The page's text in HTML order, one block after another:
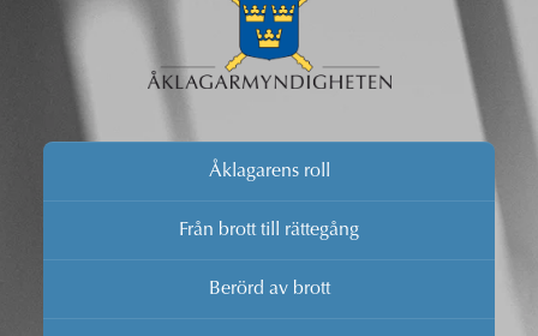
Åklagarens roll
Från brott till rättegång
Berörd av brott